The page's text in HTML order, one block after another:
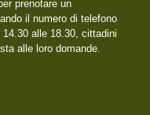
prenotare un
il numero di telefono
14.30 alle 18.30, cittadini
alle loro domande.